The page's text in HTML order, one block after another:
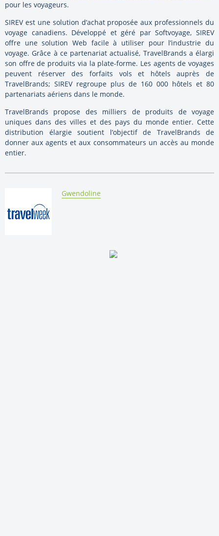
pour les voyageurs.
SIREV est une solution d’achat proposée aux professionnels du
voyage canadiens. Développé et géré par Softvoyage, SIREV
offre une solution Web facile à utiliser pour l’industrie du
voyage. Grâce à ce partenariat actualisé, TravelBrands a élargi
son offre de produits via la plate-forme. Les agents de voyages
peuvent réserver des forfaits vols et hôtels auprès de
TravelBrands; SIREV regroupe plus de 160 000 hôtels et 80
partenariats aériens dans le monde.
TravelBrands propose des milliers de produits de voyage
uniques dans des villes et des pays du monde entier. Cette
distribution élargie soutient l’objectif de TravelBrands de
donner aux agents et aux consommateurs un accès au monde
entier.
By:
Gwendoline